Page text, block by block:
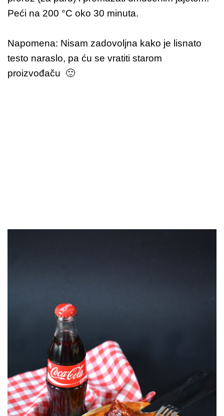
Peći na 200 °C oko 30 minuta.
Napomena: Nisam zadovoljna kako je lisnato
testo naraslo, pa ću se vratiti starom
proizvođaču 🙂